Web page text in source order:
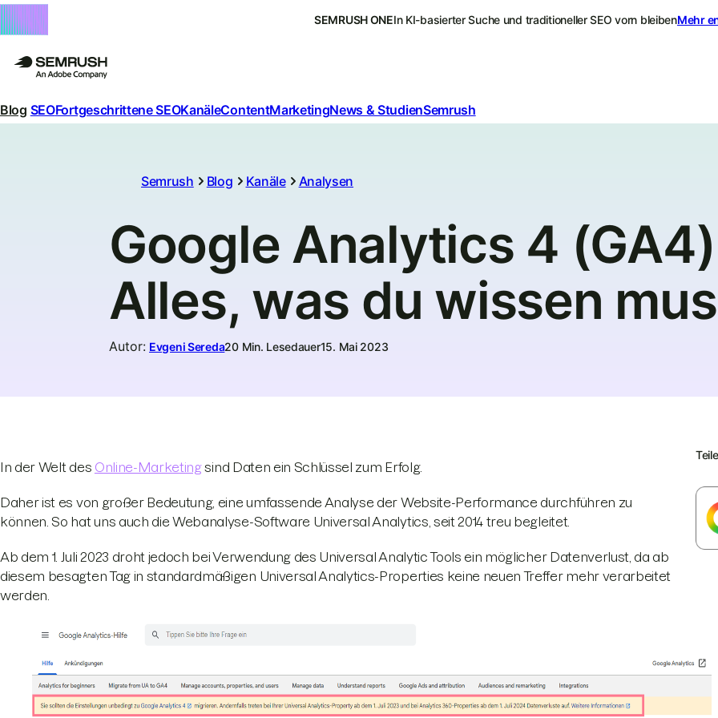
SEMRUSH ONEIn KI-basierter Suche und traditioneller SEO vorn bleibenMehr
Blog SEOFortgeschrittene SEOKanäleContentMarketingNews & StudienSemrush
Semrush Blog Kanäle Analysen
Google Analytics 4
Alles, was du wissen
Autor: Evgeni Sereda20 Min. Lesedauer15. Mai 2023
In der Welt des Online-Marketingsind Daten ein Schlüssel zum Erfolg.
Daher ist es von großer Bedeutung, eine umfassende Analyse der Website-Performance durchführen zu
können. So hat uns auch die Webanalyse-Software Universal Analytics, seit 2014 treu begleitet.
Ab dem 1. Juli 2023 droht jedoch bei Verwendung des Universal Analytic Tools ein möglicher Datenverlust, da ab
diesem besagten Tag in standardmäßigen Universal Analytics-Properties keine neuen Treffer mehr verarbeitet
werden.